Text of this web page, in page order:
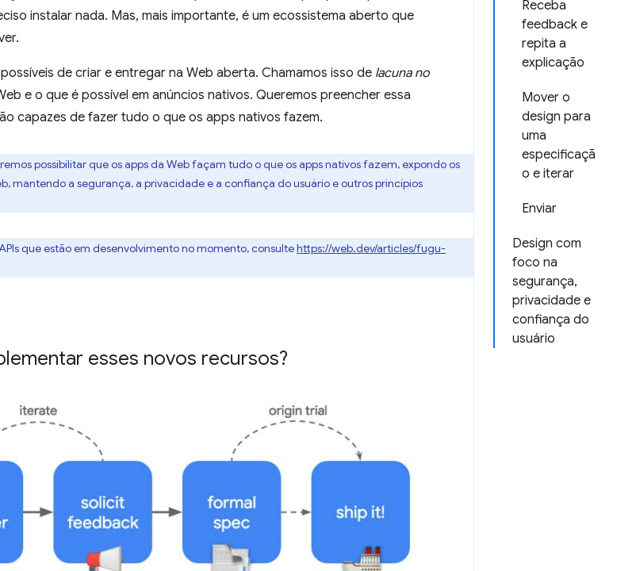
Receba
feedback e
repita a
explicação
Mover o
design para
uma
especificaçã
o e iterar
Enviar
Design com
foco na
segurança,
privacidade e
confiança do
usuário
instalar nada. Mas, mais importante, é um ecossistema aberto que
de criar e entregar na Web aberta. Chamamos isso de lacuna no
e o que é possível em anúncios nativos. Queremos preencher essa
capazes de fazer tudo o que os apps nativos fazem.
possibilitar que os apps da Web façam tudo o que os apps nativos fazem, expondo os
mantendo a segurança, a privacidade e a confiança do usuário e outros princípios
que estão em desenvolvimento no momento, consultehttps://web.dev/articles/fugu-
esses novos recursos?